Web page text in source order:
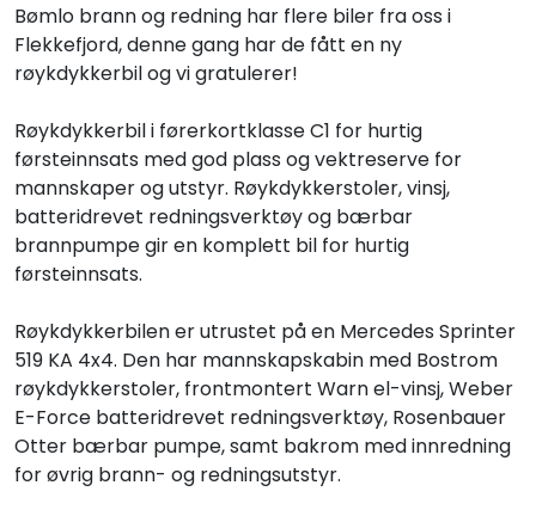
Bømlo brann og redning har flere biler fra oss i
Flekkefjord, denne gang har de fått en ny
røykdykkerbil og vi gratulerer!
Røykdykkerbil i førerkortklasse C1 for hurtig
førsteinnsats med god plass og vektreserve for
mannskaper og utstyr. Røykdykkerstoler, vinsj,
batteridrevet redningsverktøy og bærbar
brannpumpe gir en komplett bil for hurtig
førsteinnsats.
Røykdykkerbilen er utrustet på en Mercedes Sprinter
519 KA 4x4. Den har mannskapskabin med Bostrom
røykdykkerstoler, frontmontert Warn el-vinsj, Weber
E-Force batteridrevet redningsverktøy, Rosenbauer
Otter bærbar pumpe, samt bakrom med innredning
for øvrig brann- og redningsutstyr.